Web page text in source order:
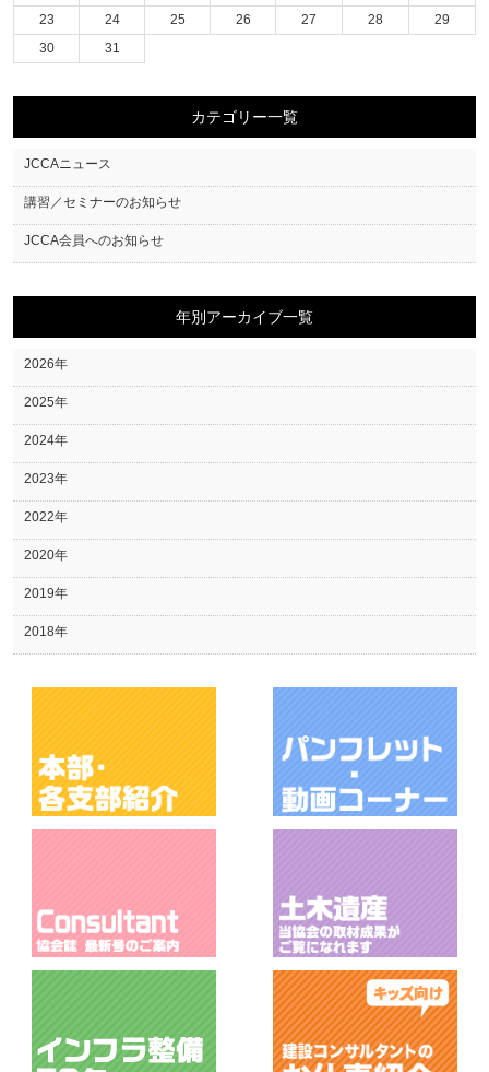
23
24 25 26 27 28
29
30
31
カテゴリー一覧
JCCAニュース
講習／セミナーのお知らせ
JCCA会員へのお知らせ
年別アーカイブ一覧
2026年
2025年
2024年
2023年
2022年
2020年
2019年
2018年